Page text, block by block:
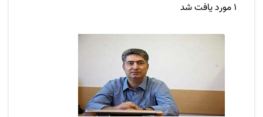
1 مورد یافت شد